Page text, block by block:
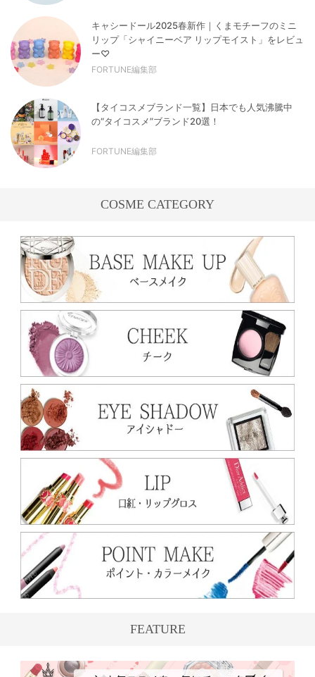
キャシードール2025春新作｜くまモチーフのミニ
リップ「シャイニーベア リップモイスト」をレビュ
ー♡
FORTUNE編集部
【タイコスメブランド一覧】日本でも人気沸騰中
の“タイコスメ”ブランド20選！
FORTUNE編集部
COSME CATEGORY
FEATURE